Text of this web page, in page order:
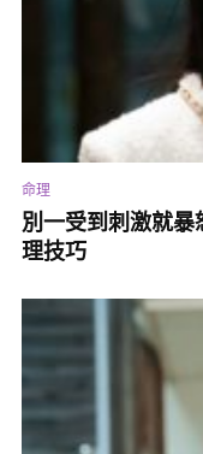
命理
別一受到刺激就
理技巧